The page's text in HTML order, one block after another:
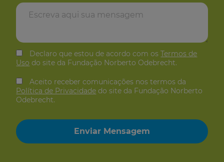
Declaro que estou de acordo com osTermos de
Uso do site da Fundação Norberto Odebrecht.
Aceito receber comunicações nos termos da
Política de Privacidade do site da Fundação Norberto
Odebrecht.